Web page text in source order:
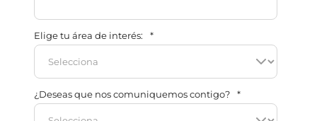
Elige tu área de interés: *
¿Deseas que nos comuniquemos contigo? *